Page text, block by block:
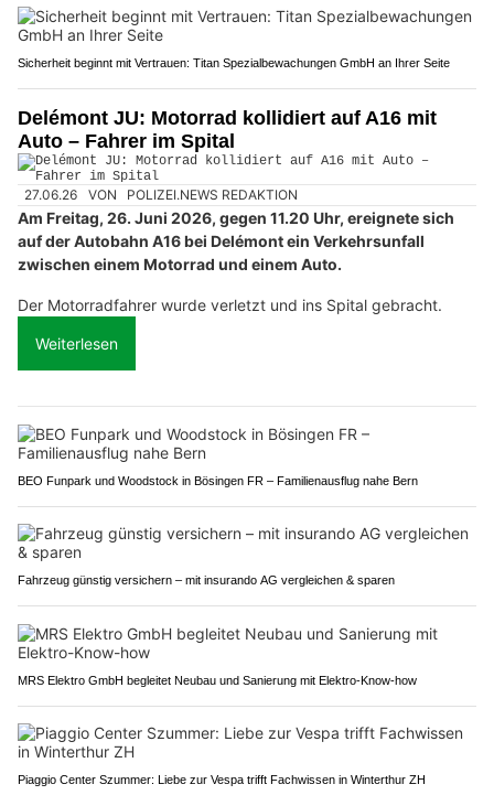
Sicherheit beginnt mit Vertrauen: Titan Spezialbewachungen GmbH an Ihrer Seite
Delémont JU: Motorrad kollidiert auf A16 mit
Auto – Fahrer im Spital
27.06.26 VON POLIZEI.NEWS REDAKTION
Am Freitag, 26. Juni 2026, gegen 11.20 Uhr, ereignete sich
auf der Autobahn A16 bei Delémont ein Verkehrsunfall
zwischen einem Motorrad und einem Auto.
Der Motorradfahrer wurde verletzt und ins Spital gebracht.
Weiterlesen
BEO Funpark und Woodstock in Bösingen FR – Familienausflug nahe Bern
Fahrzeug günstig versichern – mit insurando AG vergleichen & sparen
MRS Elektro GmbH begleitet Neubau und Sanierung mit Elektro-Know-how
Piaggio Center Szummer: Liebe zur Vespa trifft Fachwissen in Winterthur ZH